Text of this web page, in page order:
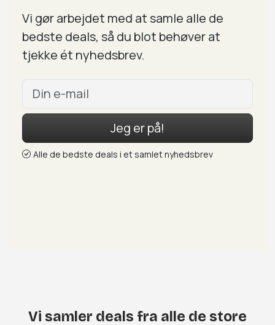
Vi gør arbejdet med at samle alle de
bedste deals, så du blot behøver at
tjekke ét nyhedsbrev.
Jeg er på!
Alle de bedste deals i et samlet nyhedsbrev
Vi samler deals fra alle de store